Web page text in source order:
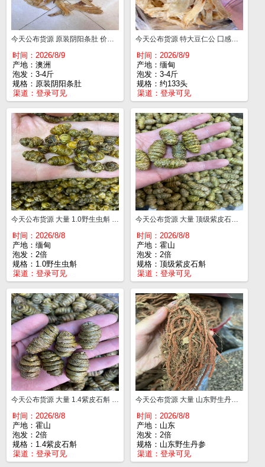
今天公布货源 原装阴阳条肚 价格优势 自吃超值 只有（31条）2.8斤 要求全部拿走 11头一斤¥530
时间：2026/8/9
产地：澳洲
泡发：3-4斤
规格：原装阴阳条肚
渠道： 登录可见
今天公布货源 特大豆仁公 囗感胶质非常好 约133头¥700
时间：2026/8/9
产地：缅甸
泡发：3-4斤
规格：约133头
渠道：登录可见
今天公布货源 大量 1.0野生虫斛 一斤¥350
时间：2026/8/8
产地：缅甸
泡发：2倍
规格：1.0野生虫斛
渠道： 登录可见
今天公布货源 大量 顶级紫皮石斛 胶质好一斤¥160
时间：2026/8/8
产地：霍山
泡发：2倍
规格：顶级紫皮石斛
渠道：登录可见
今天公布货源 大量 1.4紫皮石斛 一斤¥120
时间：2026/8/8
产地：霍山
泡发：2倍
规格：1.4紫皮石斛
渠道： 登录可见
今天公布货源 大量 山东野生丹参 一斤¥65
时间：2026/8/8
产地：山东
泡发：2倍
规格：山东野生丹参
渠道：登录可见